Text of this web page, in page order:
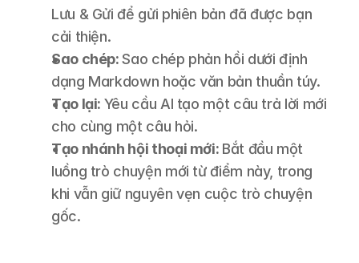
Lưu & Gửi để gửi phiên bản đã được bạn
cải thiện.
Sao chép: Sao chép phản hồi dưới định
dạng Markdown hoặc văn bản thuần túy.
Tạo lại: Yêu cầu AI tạo một câu trả lời mới
cho cùng một câu hỏi.
Tạo nhánh hội thoại mới: Bắt đầu một
luồng trò chuyện mới từ điểm này, trong
khi vẫn giữ nguyên vẹn cuộc trò chuyện
gốc.